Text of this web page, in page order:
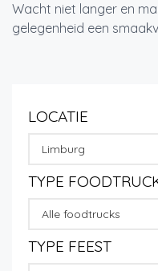
Wacht niet langer en
gelegenheid een
LOCATIE
Limburg
TYPE
Alle foodtrucks
TYPE FEEST